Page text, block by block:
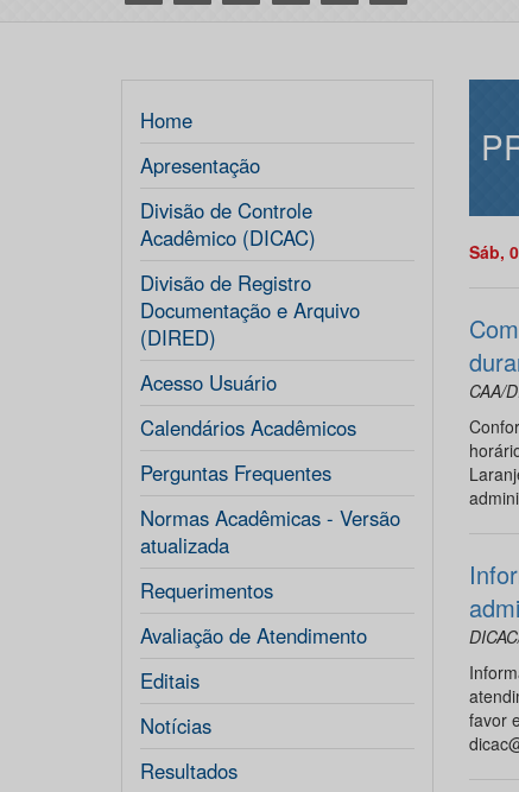
Home
Apresentação
Divisão de Controle
Acadêmico (DICAC)
Divisão de Registro
Documentação e Arquivo
(DIRED)
Acesso Usuário
Calendários Acadêmicos
Perguntas Frequentes
Normas Acadêmicas - Versão
atualizada
Requerimentos
Avaliação de Atendimento
Editais
Notícias
Resultados
Sáb,
CAA/
favor